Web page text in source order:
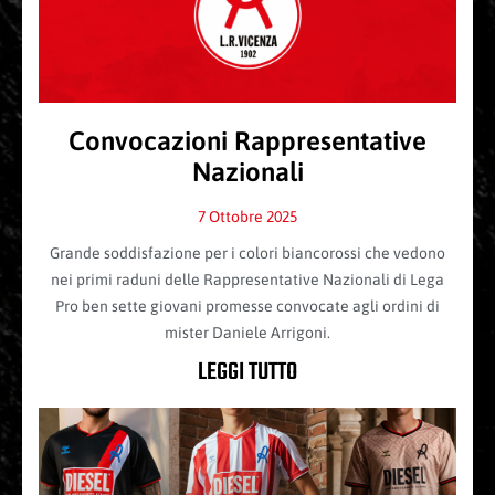
Convocazioni Rappresentative
Nazionali
7 Ottobre 2025
Grande soddisfazione per i colori biancorossi che vedono
nei primi raduni delle Rappresentative Nazionali di Lega
Pro ben sette giovani promesse convocate agli ordini di
mister Daniele Arrigoni.
LEGGI TUTTO